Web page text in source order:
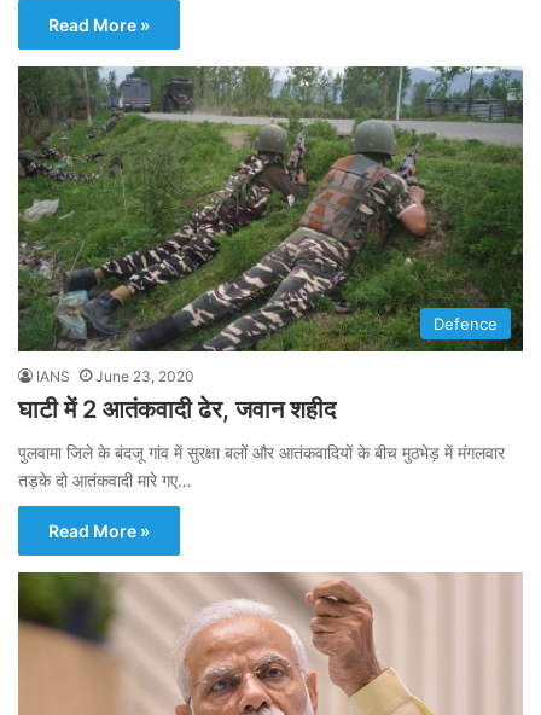
Read More »
Defence
IANS June 23, 2020
घाटी में 2 आतंकवादी ढेर, जवान शहीद
पुलवामा जिले के बंदजू गांव में सुरक्षा बलों और आतंकवादियों के बीच मुठभेड़ में मंगलवार
तड़के दो आतंकवादी मारे गए…
Read More »